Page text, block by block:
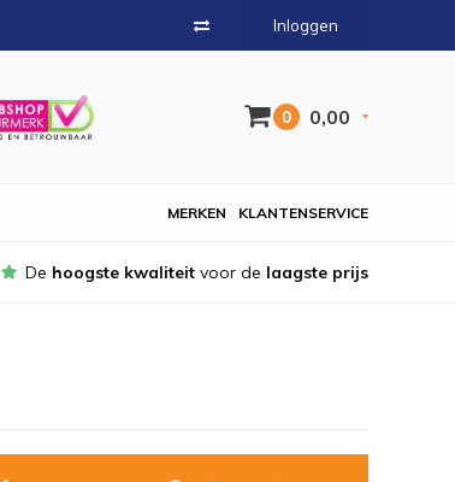
Inloggen
0 0,00
KLANTENSERVICE
MERKEN
De hoogste kwaliteit voor de laagste prijs